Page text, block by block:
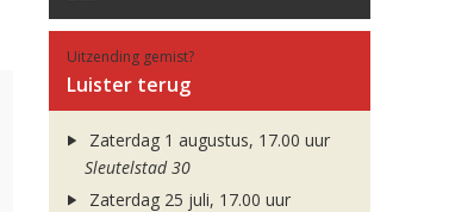
Uitzending gemist?
Luister terug
Zaterdag 1 augustus, 17.00 uur
Sleutelstad 30
Zaterdag 25 juli, 17.00 uur